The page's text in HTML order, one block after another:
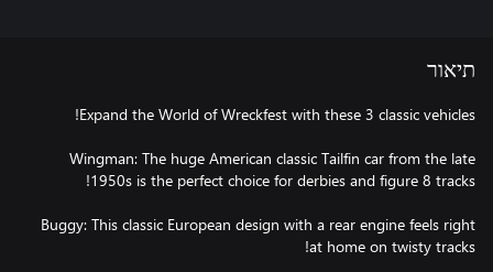
תיאור
Wingman: The huge American classic Tailfin car from the late
Buggy: This classic European design with a rear engine feels right